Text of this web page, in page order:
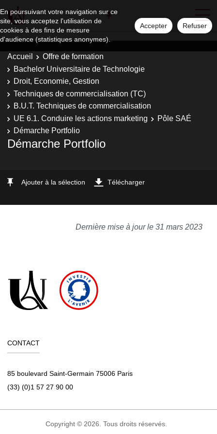
En poursuivant votre navigation sur ce
site, vous acceptez l'utilisation de
cookies à des fins de mesure
d'audience (statistiques anonymes).
Accepter Refuser
Accueil
Offre de formation
Bachelor Universitaire de Technologie
Droit, Economie, Gestion
Techniques de commercialisation (TC)
B.U.T. Techniques de commercialisation
UE 6.1. Conduire les actions marketing
Pôle SAÉ
Démarche Portfolio
Démarche Portfolio
Ajouter à la sélection Télécharger
Dernière mise à jour le 31 mars 2023
CONTACT
85 boulevard Saint-Germain 75006 Paris
(33) (0)1 57 27 90 00
Copyright © 2026. Tous droits réservés.